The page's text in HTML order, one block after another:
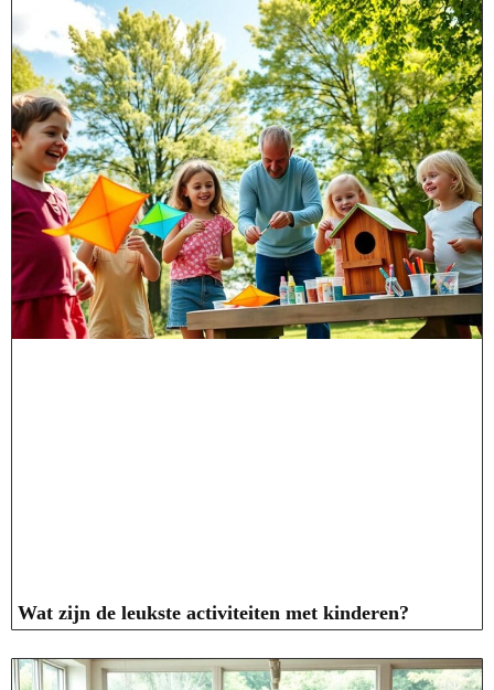
Wat zijn de leukste activiteiten met kinderen?